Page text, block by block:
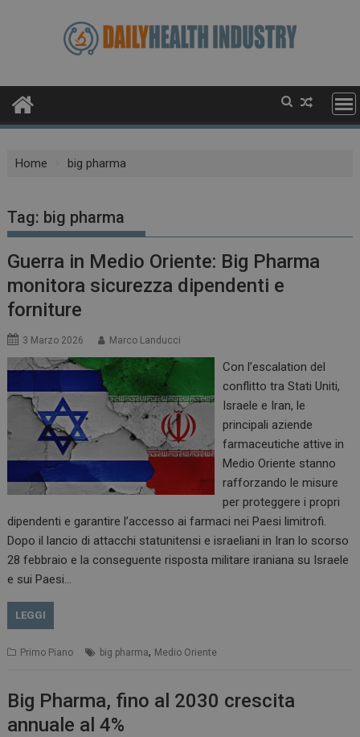
Home big pharma
Tag: big pharma
Guerra in Medio Oriente: Big Pharma
monitora sicurezza dipendenti e
forniture
3 Marzo 2026 Marco Landucci
Con l’escalation del
conflitto tra Stati Uniti,
Israele e Iran, le
principali aziende
farmaceutiche attive in
Medio Oriente stanno
rafforzando le misure
per proteggere i propri
dipendenti e garantire l’accesso ai farmaci nei Paesi limitrofi.
Dopo il lancio di attacchi statunitensi e israeliani in Iran lo scorso
28 febbraio e la conseguente risposta militare iraniana su Israele
e sui Paesi…
LEGGI
Primo Piano big pharma, Medio Oriente
Big Pharma, fino al 2030 crescita
annuale al 4%